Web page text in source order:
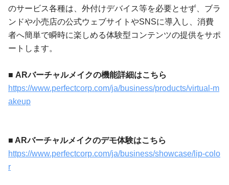
のサービス各種は、外付けデバイス等を必要とせず、ブラ
ンドや小売店の公式ウェブサイトやSNSに導入し、消費
者へ簡単で瞬時に楽しめる体験型コンテンツの提供をサポ
ートします。
■ ARバーチャルメイクの機能詳細はこちら
https://www.perfectcorp.com/ja/business/products/virtual-m
akeup
■ ARバーチャルメイクのデモ体験はこちら
https://www.perfectcorp.com/ja/business/showcase/lip-colo
r